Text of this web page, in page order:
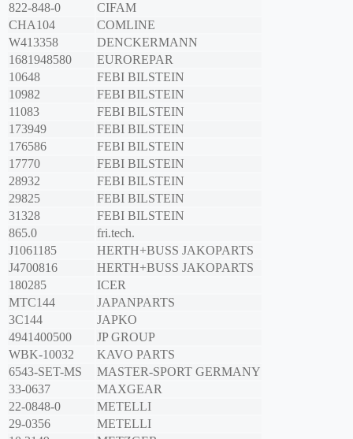
822-848-0
CIFAM
CHA104
COMLINE
W413358
DENCKERMANN
1681948580
EUROREPAR
10648
FEBI BILSTEIN
10982
FEBI BILSTEIN
11083
FEBI BILSTEIN
173949
FEBI BILSTEIN
176586
FEBI BILSTEIN
17770
FEBI BILSTEIN
28932
FEBI BILSTEIN
29825
FEBI BILSTEIN
31328
FEBI BILSTEIN
865.0
fri.tech.
J1061185
HERTH+BUSS JAKOPARTS
J4700816
HERTH+BUSS JAKOPARTS
180285
ICER
MTC144
JAPANPARTS
3C144
JAPKO
4941400500
JP GROUP
WBK-10032
KAVO PARTS
6543-SET-MS
MASTER-SPORT GERMANY
33-0637
MAXGEAR
22-0848-0
METELLI
29-0356
METELLI